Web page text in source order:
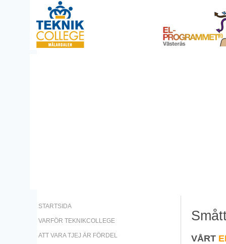
VÅRT
STARTSIDA
VARFÖR TEKNIKCOLLEGE
ATT VARA TJEJ ÄR FÖRDEL